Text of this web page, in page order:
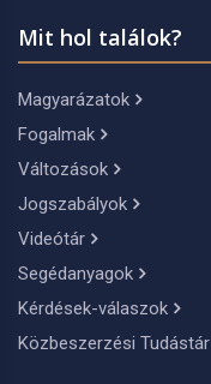
Mit hol találok?
Magyarázatok
Fogalmak
Változások
Jogszabályok
Videótár
Segédanyagok
Kérdések-válaszok
Közbeszerzési Tudástár